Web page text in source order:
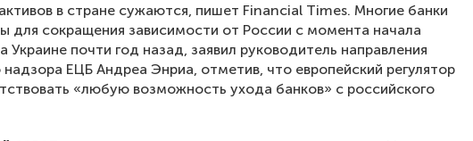
в стране сужаются, пишет Financial Times. Многие банки
для сокращения зависимости от России с момента начала
Украине почти год назад, заявил руководитель направления
надзора ЕЦБ Андреа Энриа, отметив, что европейский регулятор
«любую возможность ухода банков» с российского